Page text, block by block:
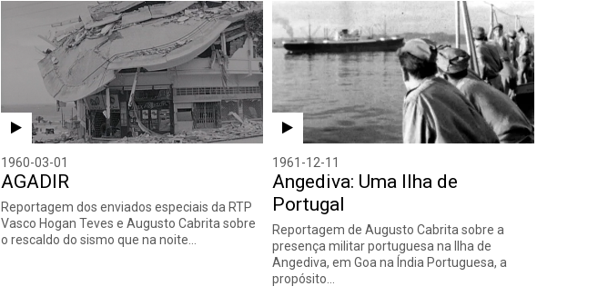
1960-03-01
AGADIR
Reportagem dos enviados especiais da RTP
Vasco Hogan Teves e Augusto Cabrita sobre
o rescaldo do sismo que na noite…
1961-12-11
Angediva: Uma Ilha de
Portugal
Reportagem de Augusto Cabrita sobre a
presença militar portuguesa na Ilha de
Angediva, em Goa na Índia Portuguesa, a
propósito…